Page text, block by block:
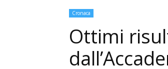
Cronaca
Ottimi